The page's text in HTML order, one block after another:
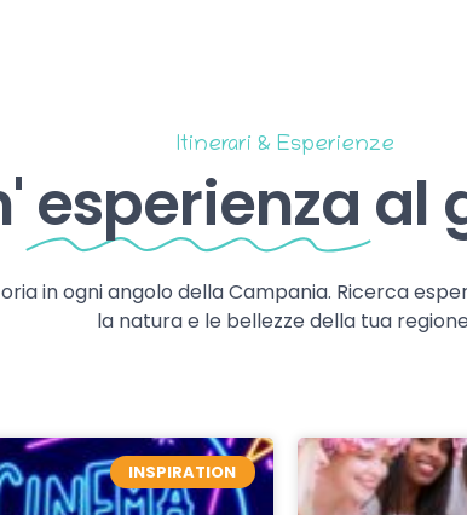
Itinerari & Esperienze
esperienza al
in ogni angolo della Campania. Ricerca
la natura e le bellezze della tua
INSPIRATION